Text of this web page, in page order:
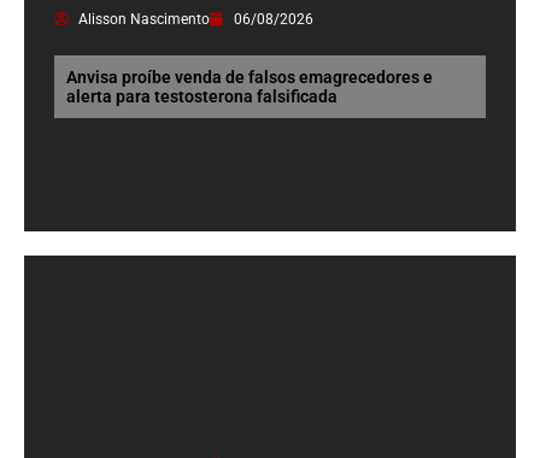
Alisson Nascimento 06/08/2026
Anvisa proíbe venda de falsos emagrecedores e
alerta para testosterona falsificada